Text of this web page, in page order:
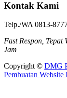
Kontak Kami
Telp./WA 0813-
Fast Respon,
Jam
Copyright © DMG
Pembuatan Website